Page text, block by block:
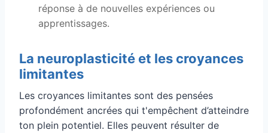
réponse à de nouvelles expériences ou
apprentissages.
La neuroplasticité et les croyances
limitantes
Les croyances limitantes sont des pensées
profondément ancrées qui t'empêchent d’atteindre
ton plein potentiel. Elles peuvent résulter de